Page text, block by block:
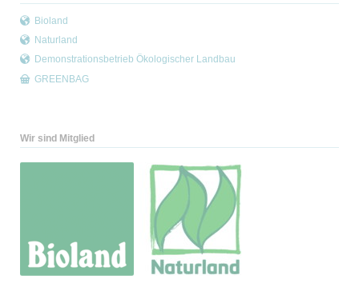
Bioland
Naturland
Demonstrationsbetrieb Ökologischer Landbau
GREENBAG
Wir sind Mitglied